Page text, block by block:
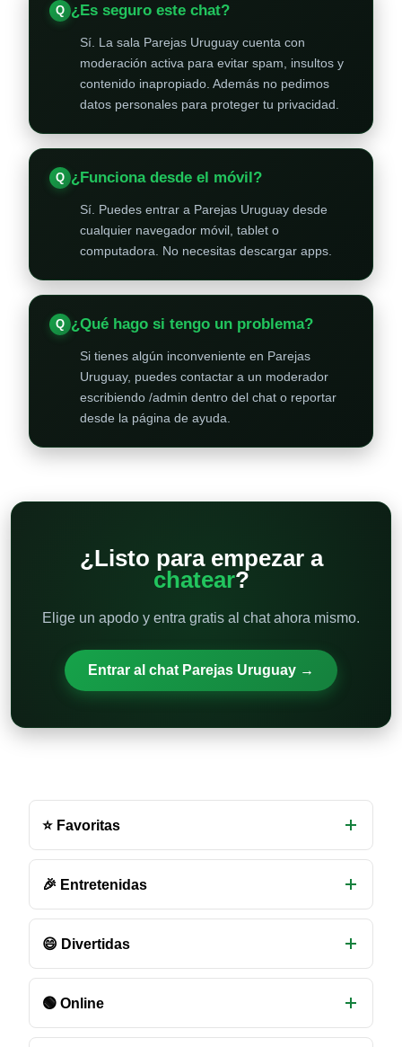
¿Es seguro este chat?
Sí. La sala Parejas Uruguay cuenta con
moderación activa para evitar spam, insultos y
contenido inapropiado. Además no pedimos
datos personales para proteger tu privacidad.
¿Funciona desde el móvil?
Sí. Puedes entrar a Parejas Uruguay desde
cualquier navegador móvil, tablet o
computadora. No necesitas descargar apps.
¿Qué hago si tengo un problema?
Si tienes algún inconveniente en Parejas
Uruguay, puedes contactar a un moderador
escribiendo /admin dentro del chat o reportar
desde la página de ayuda.
¿Listo para empezar a
chatear?
Elige un apodo y entra gratis al chat ahora mismo.
Entrar al chat Parejas Uruguay →
de
chat
disponibles
⭐ Favoritas
🎉 Entretenidas
😄 Divertidas
🟢 Online